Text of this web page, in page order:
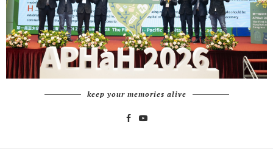
keep your memories alive